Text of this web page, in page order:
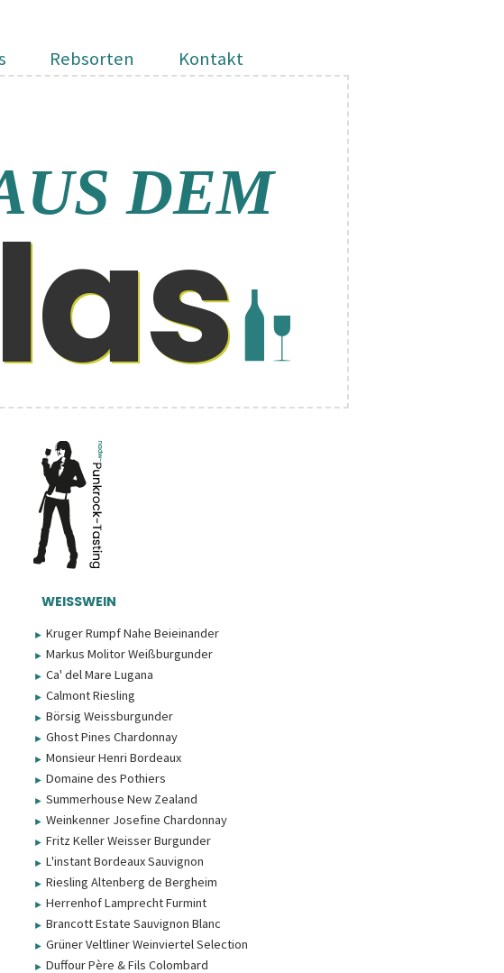
Rebsorten Kontakt
DEM
WEISSWEIN
► Kruger Rumpf Nahe Beieinander
► Markus Molitor Weißburgunder
► Ca' del Mare Lugana
► Calmont Riesling
► Börsig Weissburgunder
► Ghost Pines Chardonnay
► Monsieur Henri Bordeaux
► Domaine des Pothiers
► Summerhouse New Zealand
► Weinkenner Josefine Chardonnay
► Fritz Keller Weisser Burgunder
► L'instant Bordeaux Sauvignon
► Riesling Altenberg de Bergheim
► Herrenhof Lamprecht Furmint
► Brancott Estate Sauvignon Blanc
► Grüner Veltliner Weinviertel Selection
► Duffour Père & Fils Colombard